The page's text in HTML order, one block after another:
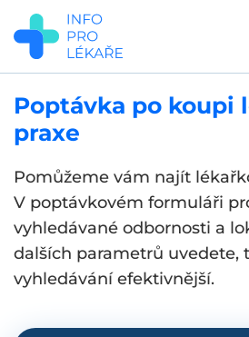
Přejít
hlavnímu
obsahu
Poptávka po koupi
praxe
Pomůžeme vám najít
V poptávkovém formuláři
vyhledávané odbornosti a
dalších parametrů uvedete,
vyhledávání efektivnější.